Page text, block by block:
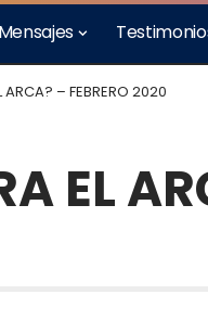
Mensajes
– FEBRERO 2020
EL